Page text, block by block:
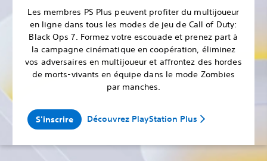
Les membres PS Plus peuvent profiter du multijoueur
en ligne dans tous les modes de jeu de Call of Duty:
Black Ops 7. Formez votre escouade et prenez part à
la campagne cinématique en coopération, éliminez
vos adversaires en multijoueur et affrontez des hordes
de morts-vivants en équipe dans le mode Zombies
par manches.
S'inscrire Découvrez PlayStation Plus